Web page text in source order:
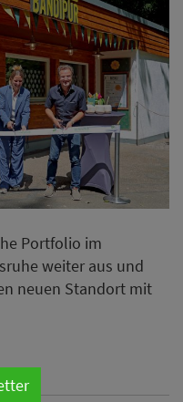
Portfolio im
weiter aus und
neuen Standort mit